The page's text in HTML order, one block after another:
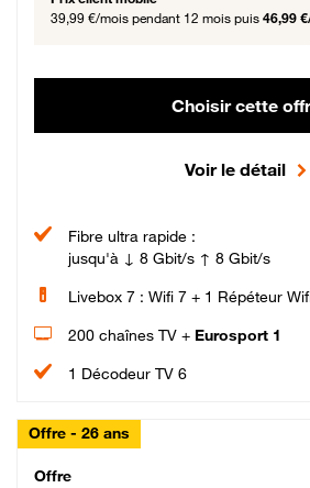
39,99 €/mois pendant 12 mois puis 46,99
Choisir cette
Voir le détail
Fibre ultra rapide :
jusqu'à ↓ 8 Gbit/s ↑ 8 Gbit/s
Livebox 7 : Wifi 7 + 1 Répéteur
200 chaînes TV + Eurosport 1
1 Décodeur TV 6
Offre - 26 ans
Cheat_Code
Offre